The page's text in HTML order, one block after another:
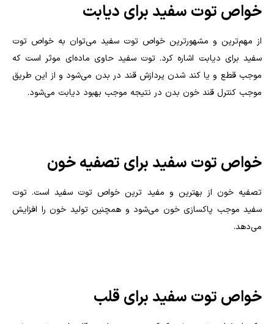
خواص توت سفید برای دیابت
از مهم‌ترین و مشهور‌ترین خواص توت سفید می‌توان به خواص توت
سفید برای دیابت اشاره کرد. توت سفید حاوی ماده‌ای موثر است که
موجب قطع و یا کند شدن پردازش قند در بدن می‌شود و از این طریق
موجب کنترل قند خون بدن در نتیجه موجب بهبود دیابت می‌شود.
خواص توت سفید برای تصفیه خون
تصفیه خون از بهترین و مفید ترین خواص توت سفید است. توت
سفید موجب پاکسازی خون می‌شود و همچنین تولید خون را افزایش
می‌دهد.
خواص توت سفید برای قلب